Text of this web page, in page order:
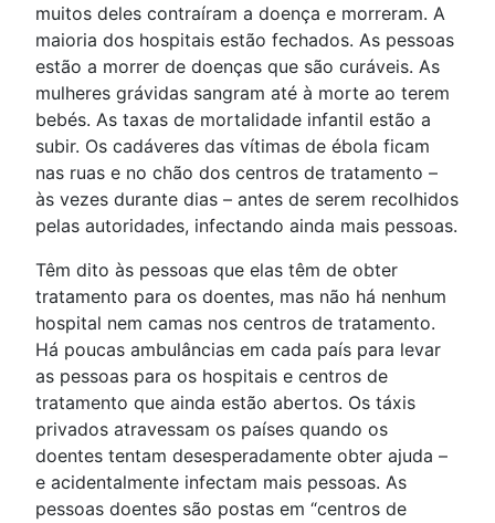
muitos deles contraíram a doença e morreram. A
maioria dos hospitais estão fechados. As pessoas
estão a morrer de doenças que são curáveis. As
mulheres grávidas sangram até à morte ao terem
bebés. As taxas de mortalidade infantil estão a
subir. Os cadáveres das vítimas de ébola ficam
nas ruas e no chão dos centros de tratamento –
às vezes durante dias – antes de serem recolhidos
pelas autoridades, infectando ainda mais pessoas.
Têm dito às pessoas que elas têm de obter
tratamento para os doentes, mas não há nenhum
hospital nem camas nos centros de tratamento.
Há poucas ambulâncias em cada país para levar
as pessoas para os hospitais e centros de
tratamento que ainda estão abertos. Os táxis
privados atravessam os países quando os
doentes tentam desesperadamente obter ajuda –
e acidentalmente infectam mais pessoas. As
pessoas doentes são postas em “centros de